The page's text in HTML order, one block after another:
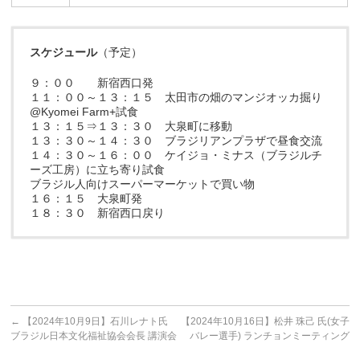
スケジュール（予定）
９：００ 新宿西口発
１１：００～１３：１５ 太田市の畑のマンジオッカ掘り
@Kyomei Farm+試食
１３：１５⇒１３：３０ 大泉町に移動
１３：３０～１４：３０ ブラジリアンプラザで昼食交流
１４：３０～１６：００ ケイジョ・ミナス（ブラジルチ
ーズ工房）に立ち寄り試食
ブラジル人向けスーパーマーケットで買い物
１６：１５ 大泉町発
１８：３０ 新宿西口戻り
←
【2024年10月9日】石川レナト氏
ブラジル日本文化福祉協会会長 講演会
【2024年10月16日】松井 珠己 氏(女子
バレー選手) ランチョンミーティング